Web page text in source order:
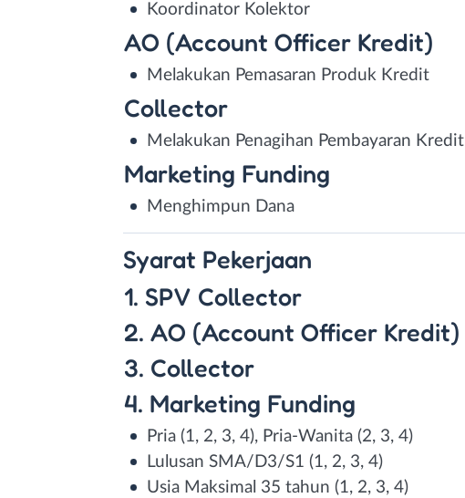
Koordinator Kolektor
AO (Account Officer Kredit)
Melakukan Pemasaran Produk Kredit
Collector
Melakukan Penagihan Pembayaran Kredit
Marketing Funding
Menghimpun Dana
Syarat Pekerjaan
1. SPV Collector
2. AO (Account Officer Kredit)
3. Collector
4. Marketing Funding
Pria (1, 2, 3, 4), Pria-Wanita (2, 3, 4)
Lulusan SMA/D3/S1 (1, 2, 3, 4)
Usia Maksimal 35 tahun (1, 2, 3, 4)